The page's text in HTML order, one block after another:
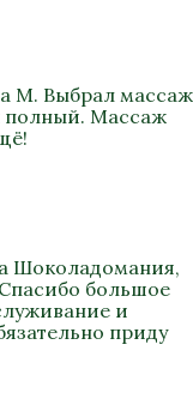
М. Выбрал массаж
полный. Массаж
Шоколадомания,
большое
и
приду